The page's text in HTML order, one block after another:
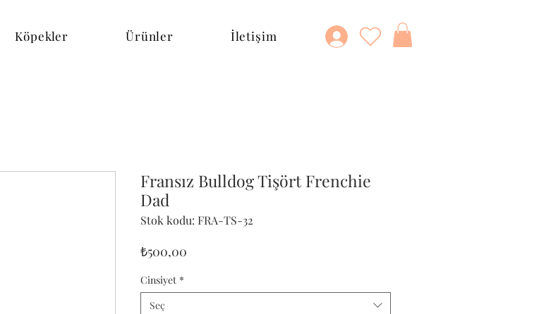
Köpekler Ürünler İletişim
Fransız Bulldog Tişört Frenchie
Dad
Stok kodu: FRA-TS-32
₺500,00
Cinsiyet *
Seç